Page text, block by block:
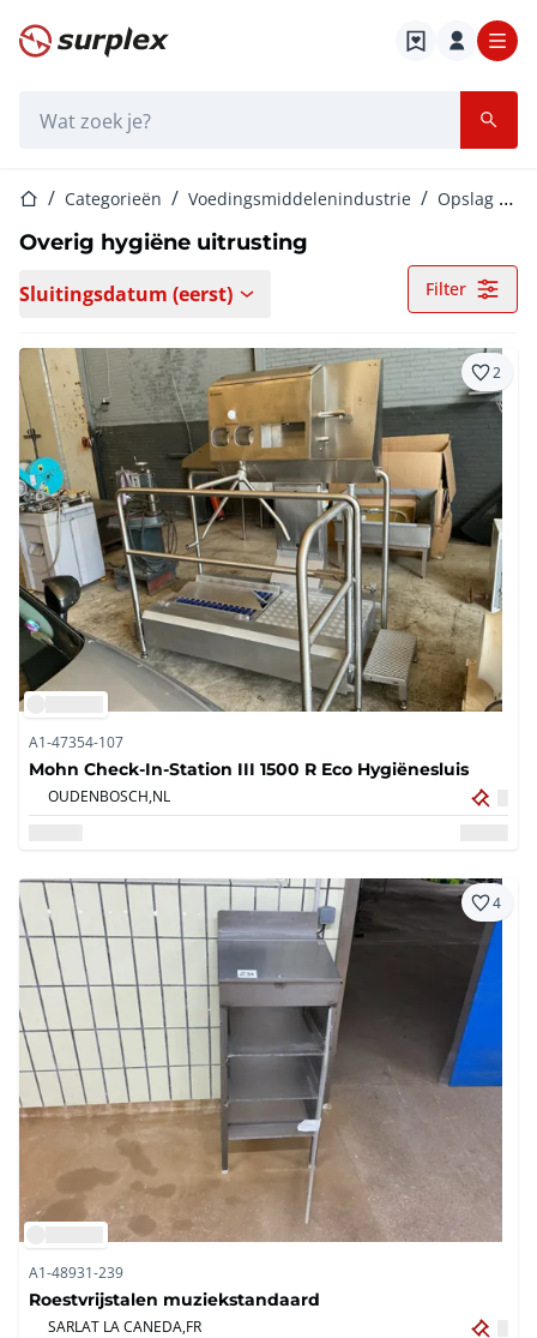
Startpagina
StartpaginaCategorieën Voedingsmiddelenindustrie Opslag en behandeling
Overig hygiëne uitrusting
Sluitingsdatum (eerst) Filter
2
A1-47354-107
Mohn Check-In-Station III 1500 R Eco Hygiënesluis
OUDENBOSCH,NL
4
A1-48931-239
Roestvrijstalen muziekstandaard
SARLAT LA CANEDA,FR